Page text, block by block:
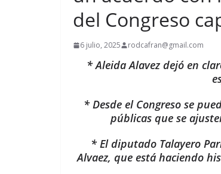
del Congreso
6 julio, 2025 rodcafran@gmail.com
* Aleida Alavez dejó en
* Desde el Congreso se
públicas que se
* El diputado Talayero
Alvaez, que está haciendo